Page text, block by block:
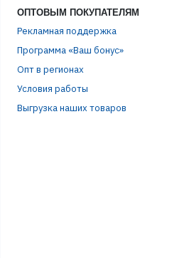
ОПТОВЫМ ПОКУПАТЕЛЯМ
Рекламная поддержка
Программа «Ваш бонус»
Опт в регионах
Условия работы
Выгрузка наших товаров